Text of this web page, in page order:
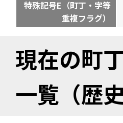
特殊記号E（町丁・字等
重複フラグ）
現在の町
一覧（歴